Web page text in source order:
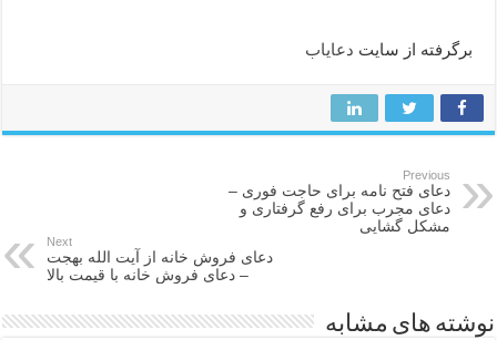
برگرفته از سایت دعایاب
Previous
دعای فتح نامه برای حاجت فوری –
دعای مجرب برای رفع گرفتاری و
مشکل گشایی
Next
دعای فروش خانه از آیت الله بهجت
– دعای فروش خانه با قیمت بالا
نوشته های مشابه